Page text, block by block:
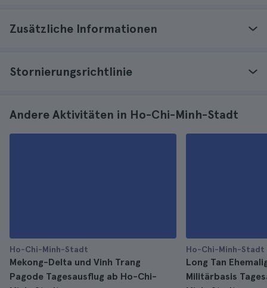
Zusätzliche Informationen
Stornierungsrichtlinie
Andere Aktivitäten in Ho-Chi-Minh-Stadt
Ho-Chi-Minh-Stadt
Mekong-Delta und Vinh Trang
Pagode Tagesausflug ab Ho-Chi-
Ho-Chi-Minh-Stadt
Long Tan
Militärbasis